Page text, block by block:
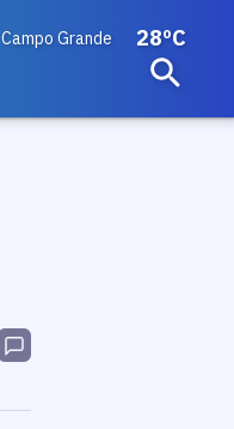
Campo Grande 28ºC